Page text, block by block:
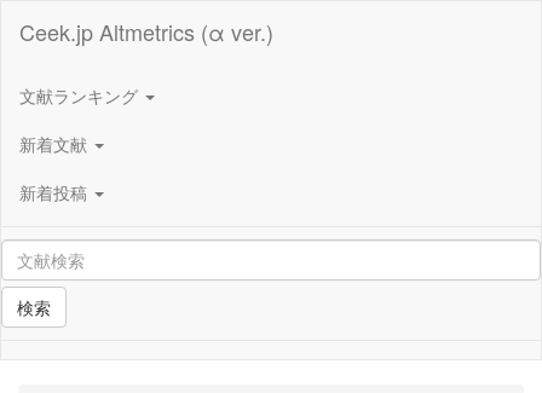
Ceek.jp Altmetrics (α ver.)
文献ランキング
新着文献
新着投稿
検索